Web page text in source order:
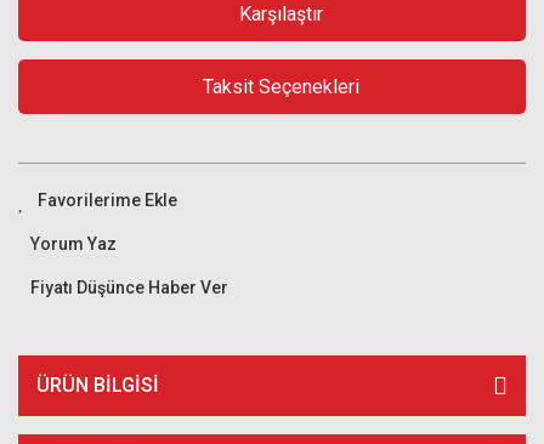
Karşılaştır
Taksit Seçenekleri
Yorum Yaz
Fiyatı Düşünce Haber Ver
ÜRÜN BILGISI